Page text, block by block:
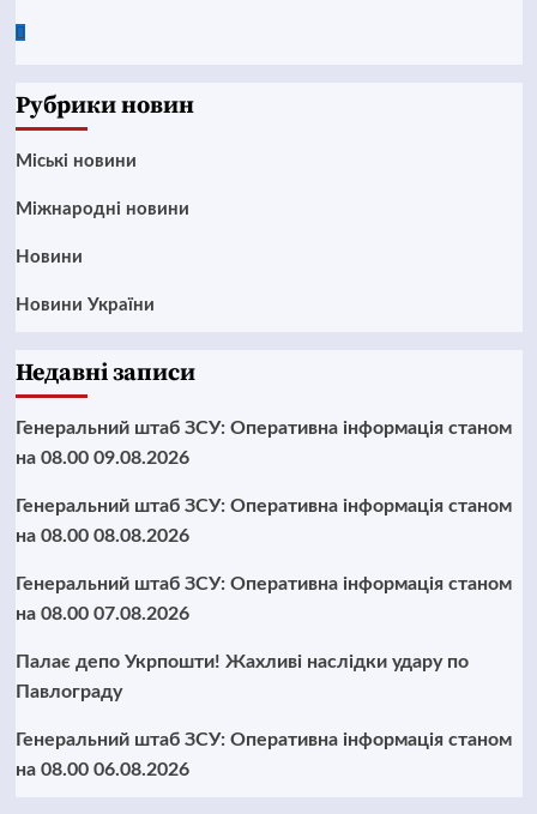
Google
Рубрики новин
Mіські новини
Міжнародні новини
Новини
Новини України
Недавні записи
Генеральний штаб ЗСУ: Оперативна інформація станом
на 08.00 09.08.2026
Генеральний штаб ЗСУ: Оперативна інформація станом
на 08.00 08.08.2026
Генеральний штаб ЗСУ: Оперативна інформація станом
на 08.00 07.08.2026
Палає депо Укрпошти! Жахливі наслідки удару по
Павлограду
Генеральний штаб ЗСУ: Оперативна інформація станом
на 08.00 06.08.2026